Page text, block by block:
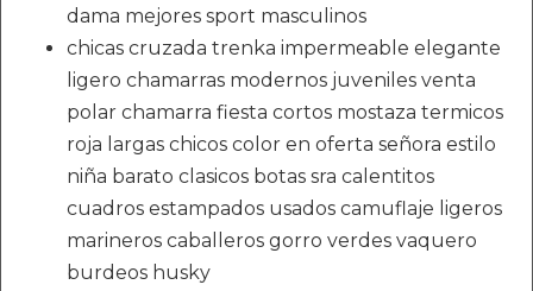
dama mejores sport masculinos
chicas cruzada trenka impermeable elegante
ligero chamarras modernos juveniles venta
polar chamarra fiesta cortos mostaza termicos
roja largas chicos color en oferta señora estilo
niña barato clasicos botas sra calentitos
cuadros estampados usados camuflaje ligeros
marineros caballeros gorro verdes vaquero
burdeos husky